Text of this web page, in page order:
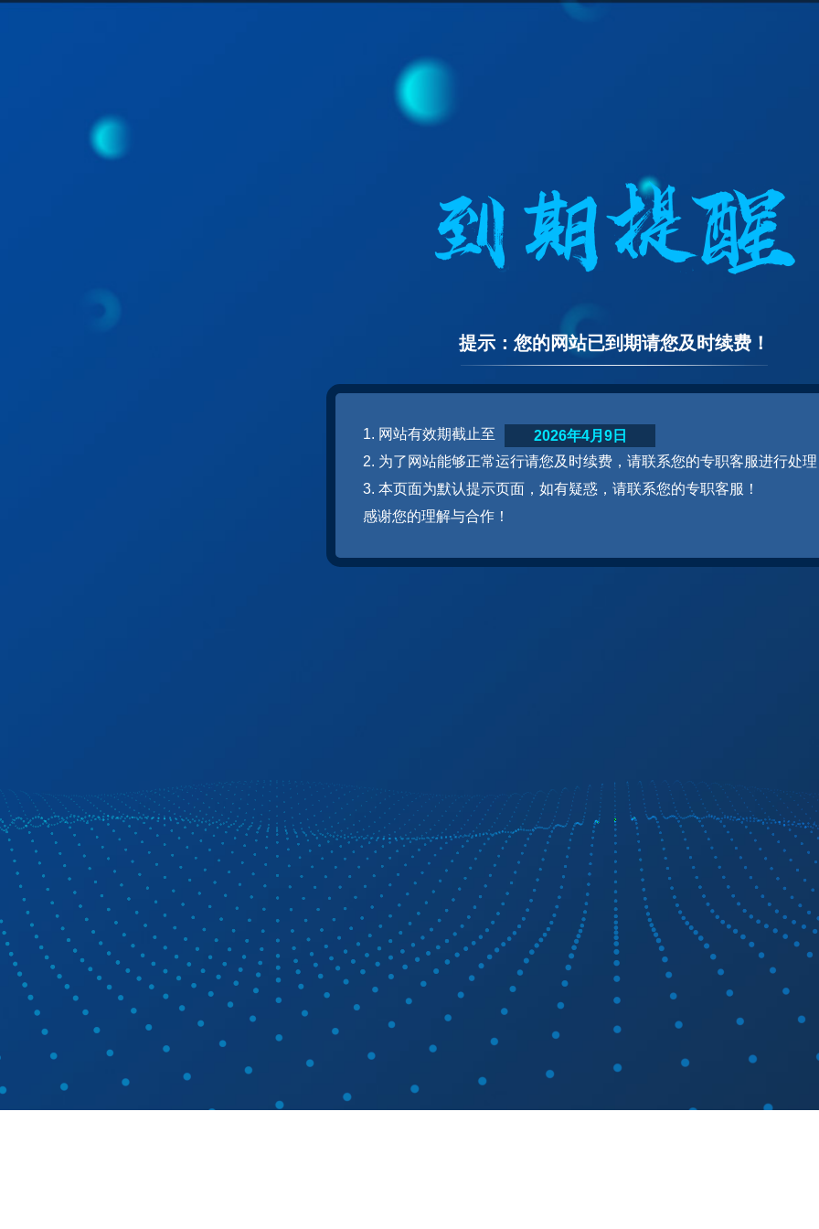
提示：您的网站已到期请您及时续费！
1. 网站有效期截止至
2. 为了网站能够正常运行请您及时续费，请联系您的专职客服进行处
3. 本页面为默认提示页面，如有疑惑，请联系您的专职客服！
感谢您的理解与合作！
2026年4月9日